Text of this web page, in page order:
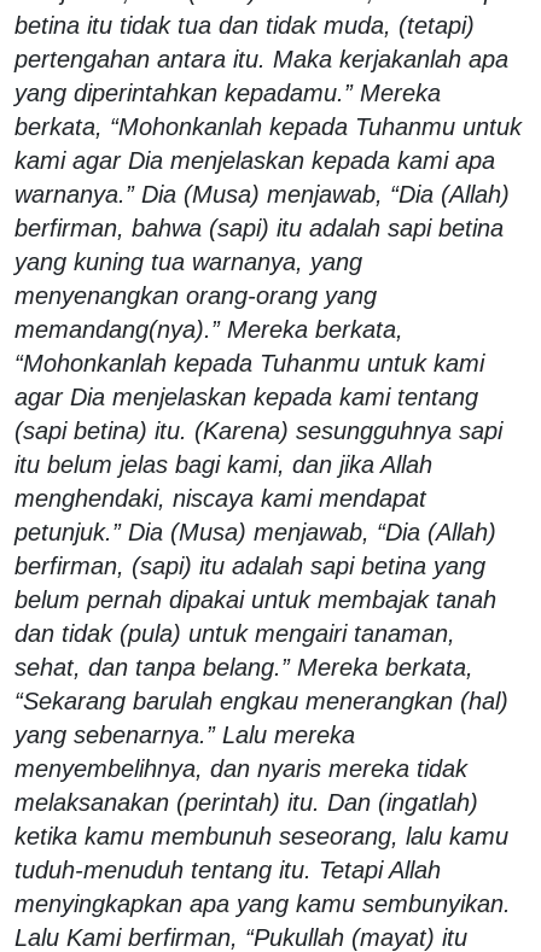
betina itu tidak tua dan tidak muda, (tetapi)
pertengahan antara itu. Maka kerjakanlah apa
yang diperintahkan kepadamu.” Mereka
berkata, “Mohonkanlah kepada Tuhanmu untuk
kami agar Dia menjelaskan kepada kami apa
warnanya.” Dia (Musa) menjawab, “Dia (Allah)
berfirman, bahwa (sapi) itu adalah sapi betina
yang kuning tua warnanya, yang
menyenangkan orang-orang yang
memandang(nya).” Mereka berkata,
“Mohonkanlah kepada Tuhanmu untuk kami
agar Dia menjelaskan kepada kami tentang
(sapi betina) itu. (Karena) sesungguhnya sapi
itu belum jelas bagi kami, dan jika Allah
menghendaki, niscaya kami mendapat
petunjuk.” Dia (Musa) menjawab, “Dia (Allah)
berfirman, (sapi) itu adalah sapi betina yang
belum pernah dipakai untuk membajak tanah
dan tidak (pula) untuk mengairi tanaman,
sehat, dan tanpa belang.” Mereka berkata,
“Sekarang barulah engkau menerangkan (hal)
yang sebenarnya.” Lalu mereka
menyembelihnya, dan nyaris mereka tidak
melaksanakan (perintah) itu. Dan (ingatlah)
ketika kamu membunuh seseorang, lalu kamu
tuduh-menuduh tentang itu. Tetapi Allah
menyingkapkan apa yang kamu sembunyikan.
Lalu Kami berfirman, “Pukullah (mayat) itu